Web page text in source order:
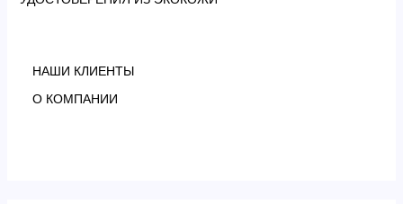
НАШИ КЛИЕНТЫ
О КОМПАНИИ